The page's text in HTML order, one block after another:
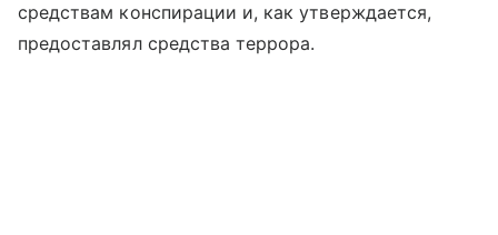
средствам конспирации и, как утверждается,
предоставлял средства террора.